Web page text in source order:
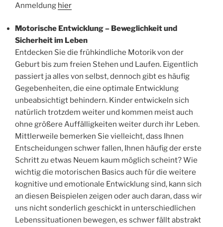
Anmeldung hier
Motorische Entwicklung – Beweglichkeit und
Sicherheit im Leben
Entdecken Sie die frühkindliche Motorik von der
Geburt bis zum freien Stehen und Laufen. Eigentlich
passiert ja alles von selbst, dennoch gibt es häufig
Gegebenheiten, die eine optimale Entwicklung
unbeabsichtigt behindern. Kinder entwickeln sich
natürlich trotzdem weiter und kommen meist auch
ohne größere Auffälligkeiten weiter durch ihr Leben.
Mittlerweile bemerken Sie vielleicht, dass Ihnen
Entscheidungen schwer fallen, Ihnen häufig der erste
Schritt zu etwas Neuem kaum möglich scheint? Wie
wichtig die motorischen Basics auch für die weitere
kognitive und emotionale Entwicklung sind, kann sich
an diesen Beispielen zeigen oder auch daran, dass wir
uns nicht sonderlich geschickt in unterschiedlichen
Lebenssituationen bewegen, es schwer fällt abstrakt